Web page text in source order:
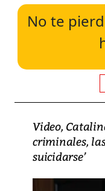
No te
Video,
criminales,
suicidarse’